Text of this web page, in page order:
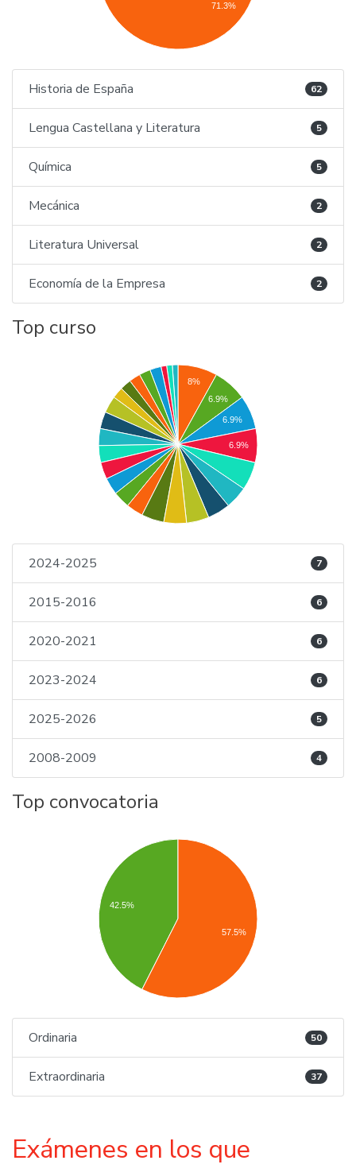
71.3%
Historia de España 62
Lengua Castellana y Literatura 5
Química 5
Mecánica 2
Literatura Universal 2
Economía de la Empresa 2
Top curso
8%
6.9%
6.9%
6.9%
2024-2025 7
2015-2016 6
2020-2021 6
2023-2024 6
2025-2026 5
2008-2009 4
Top convocatoria
42.5%
57.5%
Ordinaria 50
Extraordinaria 37
Exámenes en los que